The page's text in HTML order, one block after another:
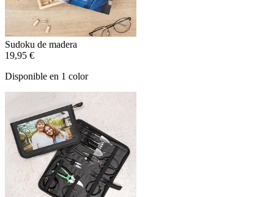
Sudoku de madera
19,95 €
Disponible en 1 color